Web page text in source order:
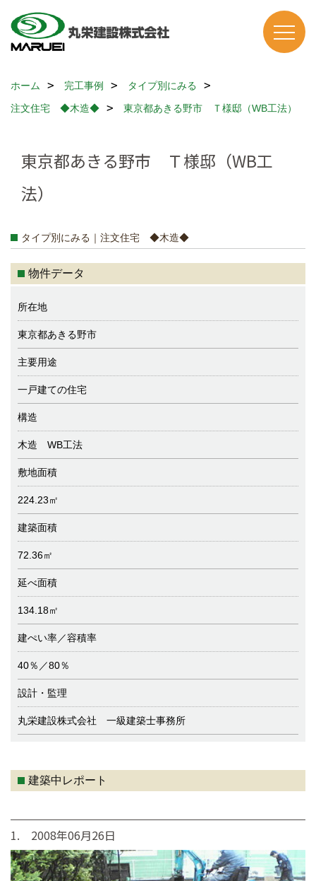
ホーム 完工事例
タイプ別にみる
注文住宅 ◆木造◆
東京都あきる野市 Ｔ様邸（WB工法）
東京都あきる野市 Ｔ様邸（WB工
法）
タイプ別にみる｜注文住宅 ◆木造◆
物件データ
所在地
東京都あきる野市
主要用途
一戸建ての住宅
構造
木造 WB工法
敷地面積
224.23㎡
建築面積
72.36㎡
延べ面積
134.18㎡
建ぺい率／容積率
40％／80％
設計・監理
丸栄建設株式会社 一級建築士事務所
建築中レポート
1. 2008年06月26日